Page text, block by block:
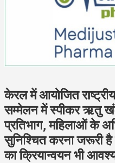
केरल में आयोजित
सम्मेलन में स्पीकर ऋतु
प्रतिभाग, महिलाओं के
सुनिश्चित करना जरूरी
का क्रियान्वयन भी